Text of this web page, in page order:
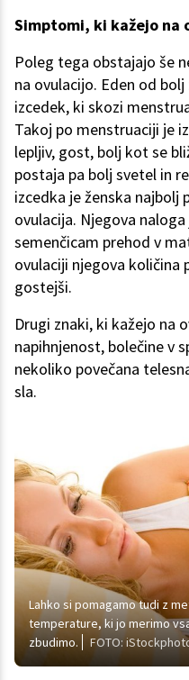
Simptomi, ki kažejo na
Poleg tega obstajajo še
na ovulacijo. Eden od
izcedek, ki skozi
Takoj po menstruaciji je
lepljiv, gost, bolj kot se
postaja pa bolj svetel in
izcedka je ženska
ovulacija. Njegova
semenčicam prehod v
ovulaciji njegova količina
gostejši.
Drugi znaki, ki kažejo na
napihnjenost, bolečine v
nekoliko povečana
sla.
Lahko si pomagamo tudi z
temperature, ki jo merimo
zbudimo.
FOTO: